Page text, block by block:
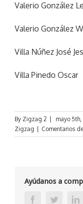
Valerio González
Valerio González
Villa Núñez José
Villa Pinedo Oscar
By Zigzag 2 mayo 5th,
Zigzag
Comentarios
Ayúdanos a
FacebookTwitter